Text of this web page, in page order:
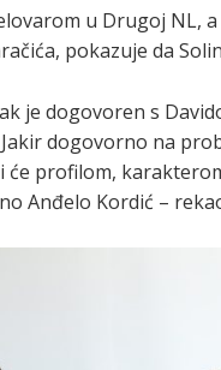
u Drugoj NL,
pokazuje da
je dogovoren s
dogovorno na
profilom,
Anđelo Kordić –